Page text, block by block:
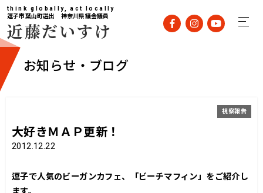
think globally, act locally
逗子市葉山町選出 神奈川県議会議員
近藤だいすけ
お知らせ・ブログ
大好きＭＡＰ更新！
2012.12.22
視察報告
逗子で人気のビーガンカフェ、「ビーチマフィン」をご紹介し